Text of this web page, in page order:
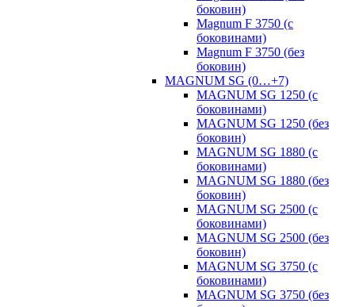
боковин)
Magnum F 3750 (с
боковинами)
Magnum F 3750 (без
боковин)
MAGNUM SG (0…+7)
MAGNUM SG 1250 (с
боковинами)
MAGNUM SG 1250 (без
боковин)
MAGNUM SG 1880 (с
боковинами)
MAGNUM SG 1880 (без
боковин)
MAGNUM SG 2500 (с
боковинами)
MAGNUM SG 2500 (без
боковин)
MAGNUM SG 3750 (с
боковинами)
MAGNUM SG 3750 (без